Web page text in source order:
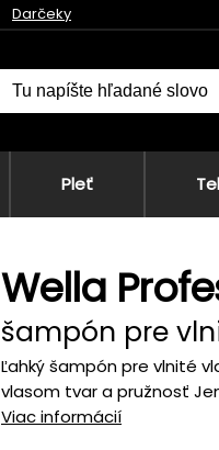
Darčeky
Pleť
Wella
šampón pre
Ľahký šampón pre vlnité
vlasom tvar a pružnosť
Viac informácií